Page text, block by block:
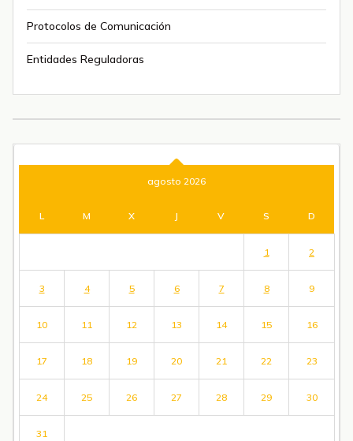
Protocolos de Comunicación
Entidades Reguladoras
agosto 2026
L M X J V S D
1 2
3 4 5 6 7 8 9
10 11 12 13 14 15 16
17 18 19 20 21 22 23
24 25 26 27 28 29 30
31